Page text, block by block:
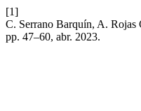
[1]
C. Serrano Barquín, A. Rojas
pp. 47–60, abr. 2023.